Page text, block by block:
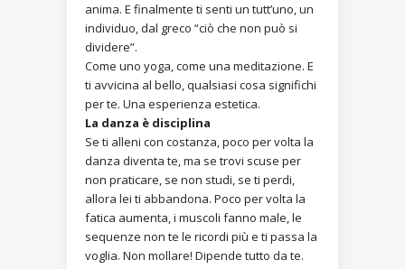
anima. E finalmente ti senti un tutt’uno, un
individuo, dal greco “ciò che non può si
dividere”.
Come uno yoga, come una meditazione. E
ti avvicina al bello, qualsiasi cosa significhi
per te. Una esperienza estetica.
La danza è disciplina
Se ti alleni con costanza, poco per volta la
danza diventa te, ma se trovi scuse per
non praticare, se non studi, se ti perdi,
allora lei ti abbandona. Poco per volta la
fatica aumenta, i muscoli fanno male, le
sequenze non te le ricordi più e ti passa la
voglia. Non mollare! Dipende tutto da te.